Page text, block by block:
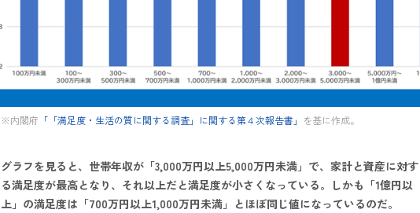
※内閣府 「「満足度・生活の質に関する調査」に関する第４次報告書」 を基に作成。
グラフを見ると、世帯年収が「3,000万円以上5,000万円未満」で、家計と資産に対す
る満足度が最高となり、それ以上だと満足度が小さくなっている。しかも「1億円以
上」の満足度は「700万円以上1,000万円未満」とほぼ同じ値になっているのだ。